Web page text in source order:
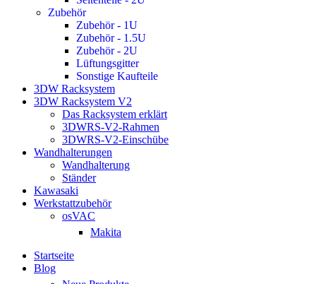
Zubehör
Zubehör - 1U
Zubehör - 1.5U
Zubehör - 2U
Lüftungsgitter
Sonstige Kaufteile
3DW Racksystem
3DW Racksystem V2
Das Racksystem erklärt
3DWRS-V2-Rahmen
3DWRS-V2-Einschübe
Wandhalterungen
Wandhalterung
Ständer
Kawasaki
Werkstattzubehör
osVAC
Makita
Startseite
Blog